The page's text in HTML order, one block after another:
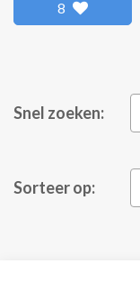
8
Snel zoeken:
Sorteer op: